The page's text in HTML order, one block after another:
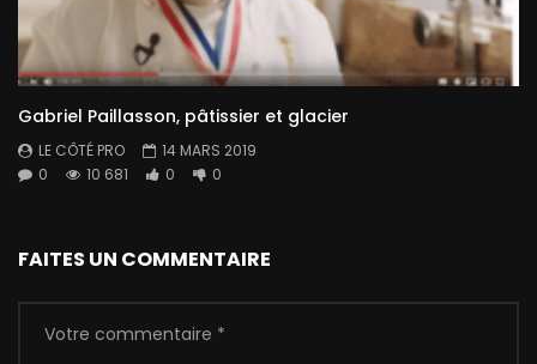
Gabriel Paillasson, pâtissier et glacier
LE CÔTÉ PRO
14 MARS 2019
0
10 681 0 0
FAITES UN COMMENTAIRE